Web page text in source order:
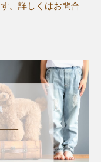
。詳しくはお問合